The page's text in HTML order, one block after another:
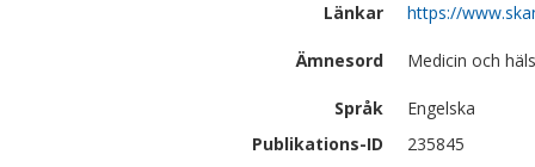
Länkar
https://
Ämnesord Medicin och
Språk
Engelska
Publikations-ID
235845